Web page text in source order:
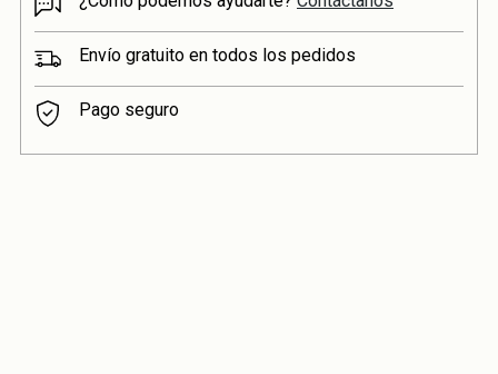
Envío gratuito en todos los pedidos
Pago seguro